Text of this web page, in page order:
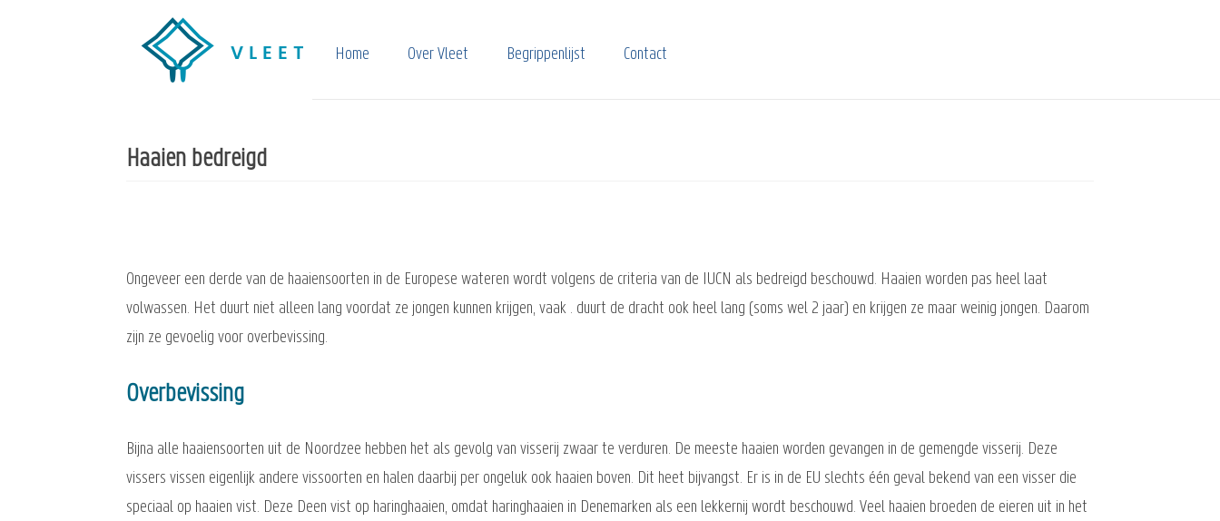
Home Over Vleet Begrippenlijst Contact
Haaien bedreigd
Ongeveer een derde van de haaiensoorten in de Europese wateren wordt volgens de criteria van de IUCN als bedreigd beschouwd. Haaien worden pas heel laat
volwassen. Het duurt niet alleen lang voordat ze jongen kunnen krijgen, vaak . duurt de dracht ook heel lang (soms wel 2 jaar) en krijgen ze maar weinig jongen. Daarom
zijn ze gevoelig voor overbevissing.
Overbevissing
Bijna alle haaiensoorten uit de Noordzee hebben het als gevolg van visserij zwaar te verduren. De meeste haaien worden gevangen in de gemengde visserij. Deze
vissers vissen eigenlijk andere vissoorten en halen daarbij per ongeluk ook haaien boven. Dit heet bijvangst. Er is in de EU slechts één geval bekend van een visser die
speciaal op haaien vist. Deze Deen vist op haringhaaien, omdat haringhaaien in Denemarken als een lekkernij wordt beschouwd. Veel haaien broeden de eieren uit in het